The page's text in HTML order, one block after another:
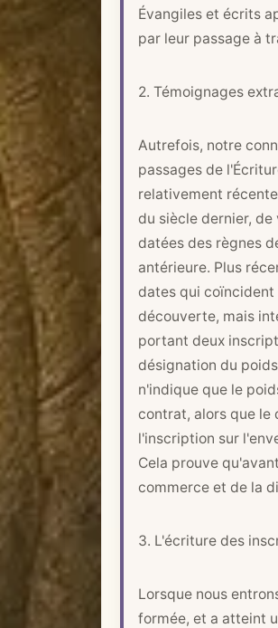
Évangiles et écrits
par leur passage à
2. Témoignages
Autrefois, notre
passages de
relativement
du siècle dernier,
datées des règnes
antérieure. Plus
dates qui coïncident
découverte, mais
portant deux
désignation du
n'indique que le
contrat, alors que le
l'inscription sur
Cela prouve
commerce et de la
3. L'écriture des
Lorsque nous
formée, et a atteint